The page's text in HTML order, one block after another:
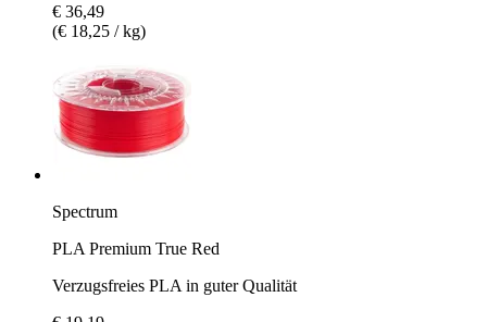
€ 36,49
(€ 18,25 / kg)
Spectrum
PLA Premium True Red
Verzugsfreies PLA in guter Qualität